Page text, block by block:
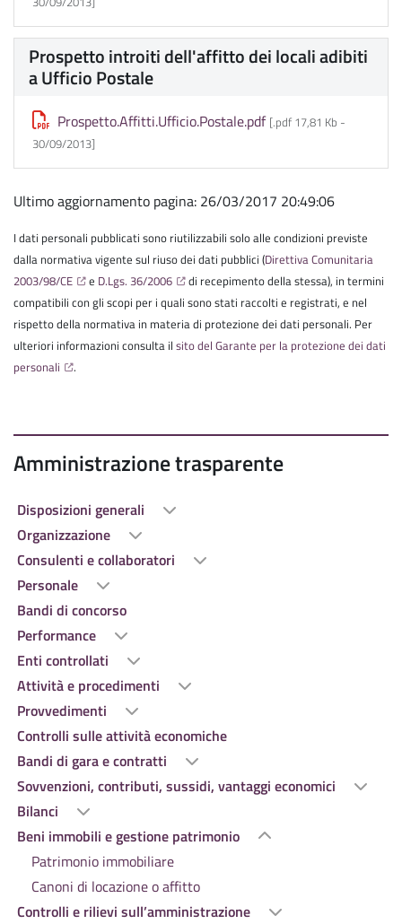
Prospetto introiti dell'affitto dei locali adibiti
a Ufficio Postale
Prospetto.Affitti.Ufficio.Postale.pdf [.pdf 17,81 Kb -
30/09/2013]
Ultimo aggiornamento pagina: 26/03/2017 20:49:06
I dati personali pubblicati sono riutilizzabili solo alle condizioni previste
dalla normativa vigente sul riuso dei dati pubblici (Direttiva Comunitaria
2003/98/CE
e D.Lgs. 36/2006
di recepimento della stessa), in termini
compatibili con gli scopi per i quali sono stati raccolti e registrati, e nel
rispetto della normativa in materia di protezione dei dati personali. Per
ulteriori informazioni consulta il sito del Garante per la protezione dei dati
personali
.
Amministrazione trasparente
Disposizioni generali
Organizzazione
Consulenti e collaboratori
Personale
Bandi di concorso
Performance
Enti controllati
Attività e procedimenti
Provvedimenti
Controlli sulle attività economiche
Bandi di gara e contratti
Sovvenzioni, contributi, sussidi, vantaggi economici
Bilanci
Beni immobili e gestione patrimonio
Patrimonio immobiliare
Canoni di locazione o affitto
Controlli e rilievi sull’amministrazione